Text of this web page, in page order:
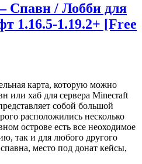
Спавн / Лобби для
1.16.5-1.19.2+ [Free
карта, которую можно
или хаб для сервера Minecraft
собой большой
расположились несколько
острове есть все неоходимое
так и для любого другого
место под донат кейсы,